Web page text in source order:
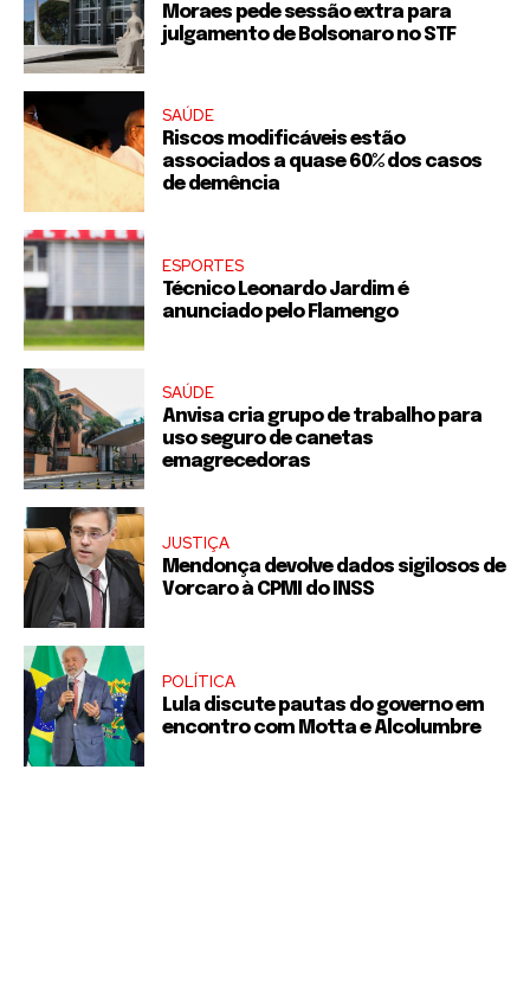
Moraes pede sessão extra para
julgamento de Bolsonaro no STF
SAÚDE
Riscos modificáveis estão
associados a quase 60% dos casos
de demência
ESPORTES
Técnico Leonardo Jardim é
anunciado pelo Flamengo
SAÚDE
Anvisa cria grupo de trabalho para
uso seguro de canetas
emagrecedoras
JUSTIÇA
Mendonça devolve dados sigilosos de
Vorcaro à CPMI do INSS
POLÍTICA
Lula discute pautas do governo em
encontro com Motta e Alcolumbre